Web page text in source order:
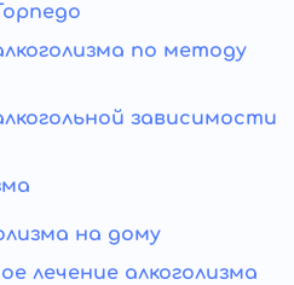
по методу
зависимости
на дому
лечение алкоголизма